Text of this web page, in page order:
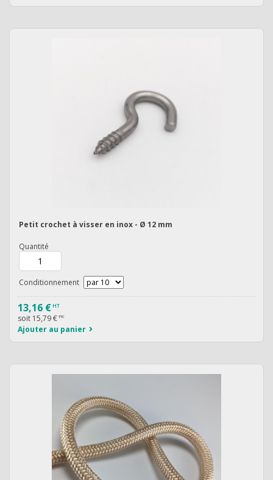
Petit crochet à visser en inox - Ø 12 mm
Quantité
Conditionnement
13,16 € HT
soit 15,79 € TTC
Ajouter au panier